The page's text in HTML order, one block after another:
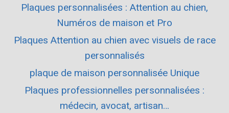
Plaques personnalisées : Attention au chien,
Numéros de maison et Pro
Plaques Attention au chien avec visuels de race
personnalisés
plaque de maison personnalisée Unique
Plaques professionnelles personnalisées :
médecin, avocat, artisan…